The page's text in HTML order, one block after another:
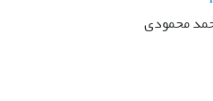
محمودی